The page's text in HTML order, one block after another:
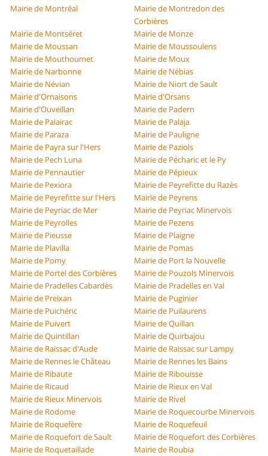
Mairie de Montréal
Mairie de Montredon des
Corbières
Mairie de Montséret
Mairie de Monze
Mairie de Moussan
Mairie de Moussoulens
Mairie de Mouthoumet
Mairie de Moux
Mairie de Narbonne
Mairie de Nébias
Mairie de Névian
Mairie de Niort de Sault
Mairie d'Ornaisons
Mairie d'Orsans
Mairie d'Ouveillan
Mairie de Padern
Mairie de Palairac
Mairie de Palaja
Mairie de Paraza
Mairie de Pauligne
Mairie de Payra sur l'Hers
Mairie de Paziols
Mairie de Pech Luna
Mairie de Pécharic et le Py
Mairie de Pennautier
Mairie de Pépieux
Mairie de Pexiora
Mairie de Peyrefitte du Razès
Mairie de Peyrefitte sur l'Hers
Mairie de Peyrens
Mairie de Peyriac de Mer
Mairie de Peyriac Minervois
Mairie de Peyrolles
Mairie de Pezens
Mairie de Pieusse
Mairie de Plaigne
Mairie de Plavilla
Mairie de Pomas
Mairie de Pomy
Mairie de Port la Nouvelle
Mairie de Portel des Corbières
Mairie de Pouzols Minervois
Mairie de Pradelles Cabardès
Mairie de Pradelles en Val
Mairie de Preixan
Mairie de Puginier
Mairie de Puichéric
Mairie de Puilaurens
Mairie de Puivert
Mairie de Quillan
Mairie de Quintillan
Mairie de Quirbajou
Mairie de Raissac d'Aude
Mairie de Raissac sur Lampy
Mairie de Rennes le Château
Mairie de Rennes les Bains
Mairie de Ribaute
Mairie de Ribouisse
Mairie de Ricaud
Mairie de Rieux en Val
Mairie de Rieux Minervois
Mairie de Rivel
Mairie de Rodome
Mairie de Roquecourbe Minervois
Mairie de Roquefère
Mairie de Roquefeuil
Mairie de Roquefort de Sault
Mairie de Roquefort des Corbières
Mairie de Roquetaillade
Mairie de Roubia